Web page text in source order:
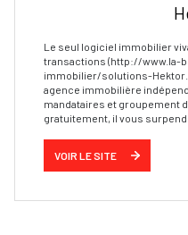
Le seul logiciel immobilier
transactions (http://
immobilier/solutions-
agence immobilière
mandataires et groupement
gratuitement, il vous
VOIR LE SITE